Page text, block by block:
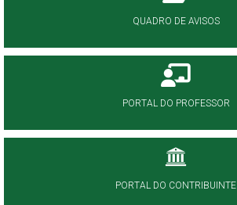
QUADRO DE AVISOS
PORTAL DO PROFESSOR
PORTAL DO CONTRIBUINTE